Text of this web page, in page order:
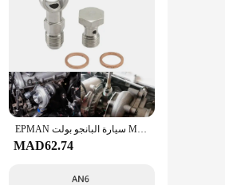
Crafted from high-grade
conditions. Its CNC
16 quick disconnect female
options for customization
addition to your toolkit.
EPMAN سيارة البانجو بولت M14x1.5mm إلى 6AN -6 توربو مبرد المياه GT25 GT28 GT30 MHI TD05 TD06 EP-CGQ119
MAD62.74